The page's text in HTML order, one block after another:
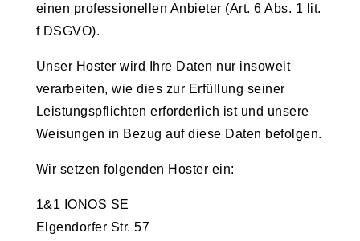
einen professionellen Anbieter (Art. 6 Abs. 1 lit.
f DSGVO).
Unser Hoster wird Ihre Daten nur insoweit
verarbeiten, wie dies zur Erfüllung seiner
Leistungspflichten erforderlich ist und unsere
Weisungen in Bezug auf diese Daten befolgen.
Wir setzen folgenden Hoster ein:
1&1 IONOS SE
Elgendorfer Str. 57